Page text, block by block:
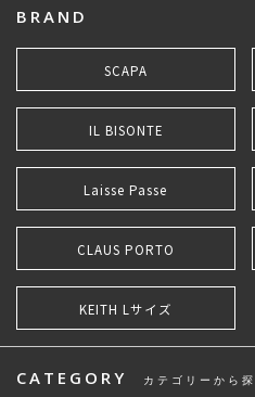
BRAND
SCAPA
IL BISONTE
Laisse Passe
CLAUS PORTO
KEITH Lサイズ
CATEGORY カテゴリーから探